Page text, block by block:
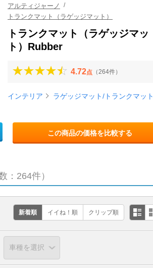
アルティジャーノ
トランクマット（ラゲッジマット）
トランクマット（ラゲッジマッ
ト）Rubber
4.72点 （264件）
インテリア ラゲッジマット/トランクマット
この商品の価格を比較する
：264件）
新着順 イイね！順 クリップ順